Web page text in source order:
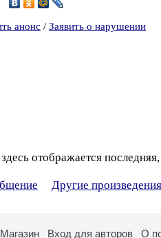
анонс / Заявить о нарушении
здесь отображается
Другие
Магазин Вход для авторов О